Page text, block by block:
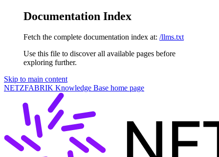
Documentation Index
Fetch the complete documentation index at: /llms.txt
Use this file to discover all available pages before
exploring further.
Skip to main content
NETZFABRIK Knowledge Base home page